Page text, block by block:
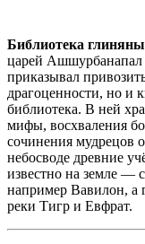
Библиотека
царей Ашшурбанапал
приказывал
драгоценности, но и
библиотека. В ней
мифы, восхваления
сочинения мудрецов
небосводе древние
известно на земле —
например Вавилон, а
реки Тигр и Евфрат.